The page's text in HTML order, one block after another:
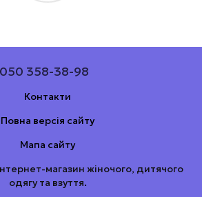
050 358-38-98
Контакти
Повна версія сайту
Мапа сайту
магазин жіночого, дитячого
одягу та взуття.